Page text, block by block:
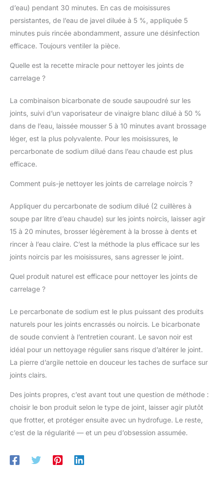
d’eau) pendant 30 minutes. En cas de moisissures
persistantes, de l’eau de javel diluée à 5 %, appliquée 5
minutes puis rincée abondamment, assure une désinfection
efficace. Toujours ventiler la pièce.
Quelle est la recette miracle pour nettoyer les joints de
carrelage ?
La combinaison bicarbonate de soude saupoudré sur les
joints, suivi d’un vaporisateur de vinaigre blanc dilué à 50 %
dans de l’eau, laissée mousser 5 à 10 minutes avant brossage
léger, est la plus polyvalente. Pour les moisissures, le
percarbonate de sodium dilué dans l’eau chaude est plus
efficace.
Comment puis-je nettoyer les joints de carrelage noircis ?
Appliquer du percarbonate de sodium dilué (2 cuillères à
soupe par litre d’eau chaude) sur les joints noircis, laisser agir
15 à 20 minutes, brosser légèrement à la brosse à dents et
rincer à l’eau claire. C’est la méthode la plus efficace sur les
joints noircis par les moisissures, sans agresser le joint.
Quel produit naturel est efficace pour nettoyer les joints de
carrelage ?
Le percarbonate de sodium est le plus puissant des produits
naturels pour les joints encrassés ou noircis. Le bicarbonate
de soude convient à l’entretien courant. Le savon noir est
idéal pour un nettoyage régulier sans risque d’altérer le joint.
La pierre d’argile nettoie en douceur les taches de surface sur
joints clairs.
Des joints propres, c’est avant tout une question de méthode :
choisir le bon produit selon le type de joint, laisser agir plutôt
que frotter, et protéger ensuite avec un hydrofuge. Le reste,
c’est de la régularité — et un peu d’obsession assumée.